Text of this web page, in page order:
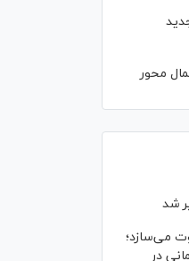
محور
شد
می‌سازد؛
در